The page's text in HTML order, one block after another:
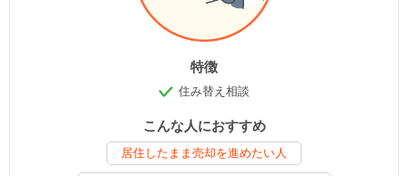
特徴
住み替え相談
こんな人におすすめ
居住したまま売却を進めたい人